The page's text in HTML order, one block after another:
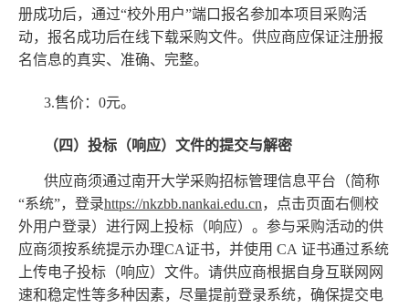
册成功后，通过“校外用户”端口报名参加本项目采购活
动，报名成功后在线下载采购文件。供应商应保证注册报
名信息的真实、准确、完整。
3.售价：0元。
（四）投标（响应）文件的提交与解密
供应商须通过南开大学采购招标管理信息平台（简称
“系统”，登录https://nkzbb.nankai.edu.cn，点击页面右侧校
外用户登录）进行网上投标（响应）。参与采购活动的供
应商须按系统提示办理CA证书，并使用 CA 证书通过系统
上传电子投标（响应）文件。请供应商根据自身互联网网
速和稳定性等多种因素，尽量提前登录系统，确保提交电